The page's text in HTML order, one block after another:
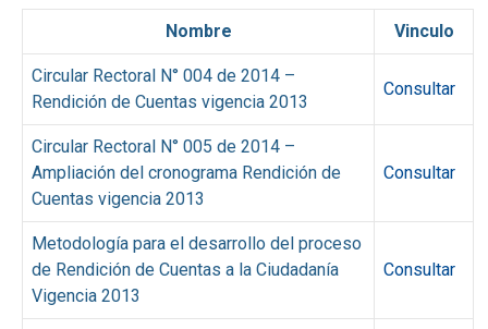
Nombre Vinculo
Circular Rectoral N° 004 de 2014 –
Rendición de Cuentas vigencia 2013
Consultar
Circular Rectoral N° 005 de 2014 –
Ampliación del cronograma Rendición de
Cuentas vigencia 2013
Consultar
Metodología para el desarrollo del proceso
de Rendición de Cuentas a la Ciudadanía
Vigencia 2013
Consultar